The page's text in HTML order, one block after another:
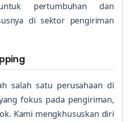
pertumbuhan dan
di sektor pengiriman
salah satu perusahaan di
fokus pada pengiriman,
Kami mengkhususkan diri